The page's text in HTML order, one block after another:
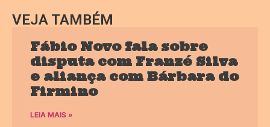
VEJA TAMBÉM
Fábio Novo fala sobre
disputa com Franzé Silva
e aliança com Bárbara do
Firmino
LEIA MAIS »